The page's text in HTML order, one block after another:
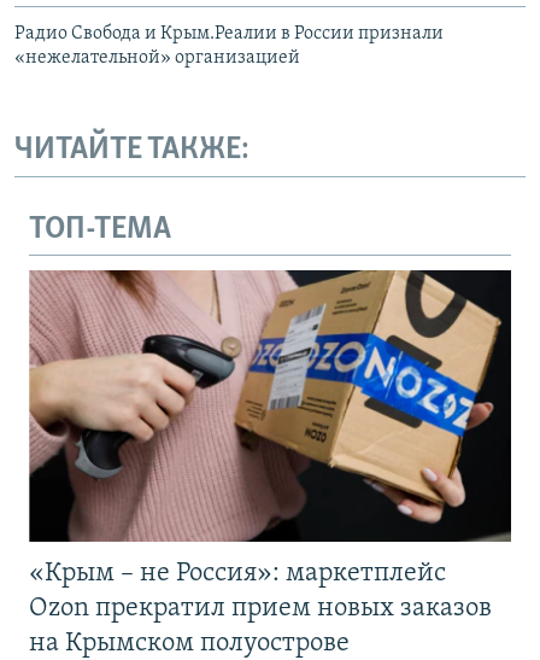
Радио Свобода и Крым.Реалии в России признали
«нежелательной» организацией
ЧИТАЙТЕ ТАКЖЕ:
ТОП-ТЕМА
«Крым – не Россия»: маркетплейс
Ozon прекратил прием новых заказов
на Крымском полуострове